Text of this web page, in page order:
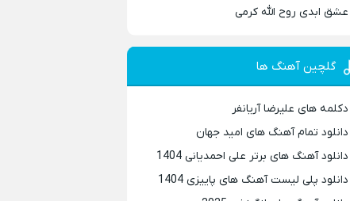
عشق ابدی روح الله کرمی
گلچین آهنگ ها
دکلمه های علیرضا آریانفر
دانلود تمام آهنگ های امید جهان
دانلود آهنگ های برتر علی احمدیانی 1404
دانلود پلی لیست آهنگ های پاییزی 1404